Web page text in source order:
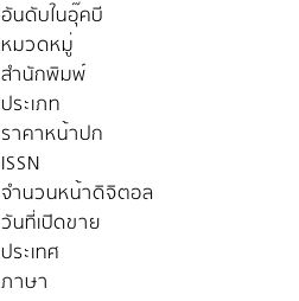
อันดับในอุ๊คบี
หมวดหมู่
สำนักพิมพ์
ประเภท
ราคาหน้าปก
ISSN
จำนวนหน้าดิจิตอล
วันที่เปิดขาย
ประเทศ
ภาษา